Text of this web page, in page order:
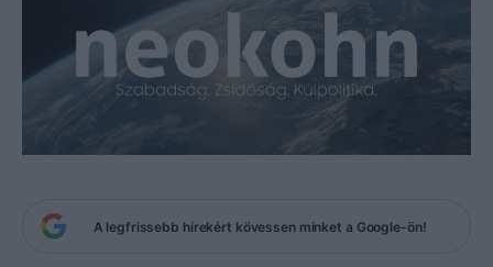
A legfrissebb hírekért kövessen minket a Google-ön!